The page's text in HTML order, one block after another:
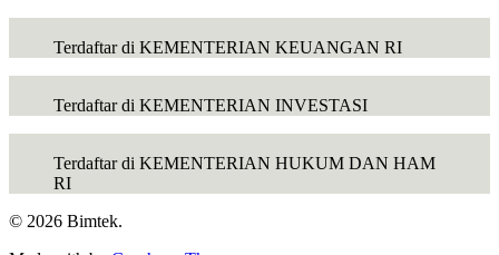
Terdaftar di KEMENTERIAN KEUANGAN RI
Terdaftar di KEMENTERIAN INVESTASI
Terdaftar di KEMENTERIAN HUKUM DAN HAM
RI
© 2026 Bimtek.